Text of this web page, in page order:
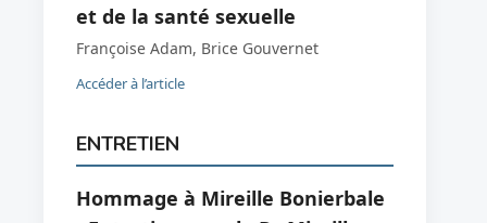
et de la santé sexuelle
Françoise Adam, Brice Gouvernet
Accéder à l’article
ENTRETIEN
Hommage à Mireille Bonierbale